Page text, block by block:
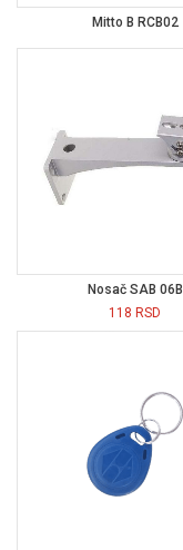
Mitto B RCB02
Nosač SAB 06B
118 RSD